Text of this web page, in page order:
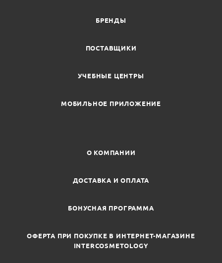
БРЕНДЫ
ПОСТАВЩИКИ
УЧЕБНЫЕ ЦЕНТРЫ
МОБИЛЬНОЕ ПРИЛОЖЕНИЕ
О КОМПАНИИ
ДОСТАВКА И ОПЛАТА
БОНУСНАЯ ПРОГРАММА
ОФЕРТА ПРИ ПОКУПКЕ В ИНТЕРНЕТ-МАГАЗИНЕ
INTERCOSMETOLOGY